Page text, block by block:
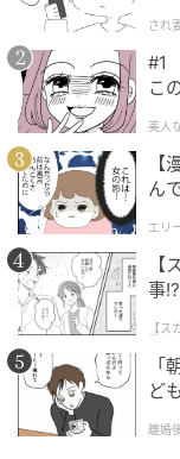
40代から急に服が似合わ
なし方程式”
そんな時は上下
のがおすすめ。
イージーパンツ
練された雰囲気
され
#1
こ
美人
ん
エリ
事
【
懲ら
「
ど
離婚